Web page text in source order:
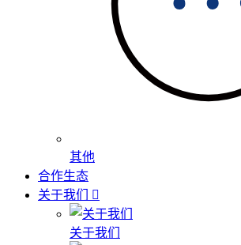
其他
合作生态
关于我们
关于我们